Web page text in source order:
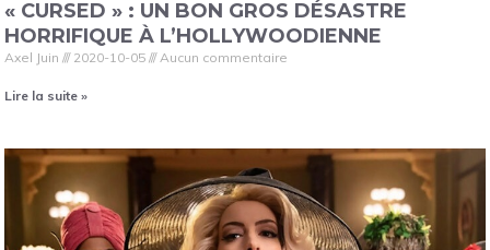
« CURSED » : UN BON GROS DÉSASTRE
HORRIFIQUE À L’HOLLYWOODIENNE
Axel Juin 2020-10-05 Aucun commentaire
Lire la suite »